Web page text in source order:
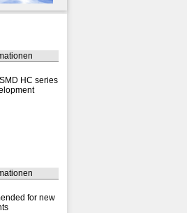
HC series
for new